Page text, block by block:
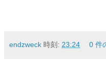
endzweck 時刻: 23:24 0 件